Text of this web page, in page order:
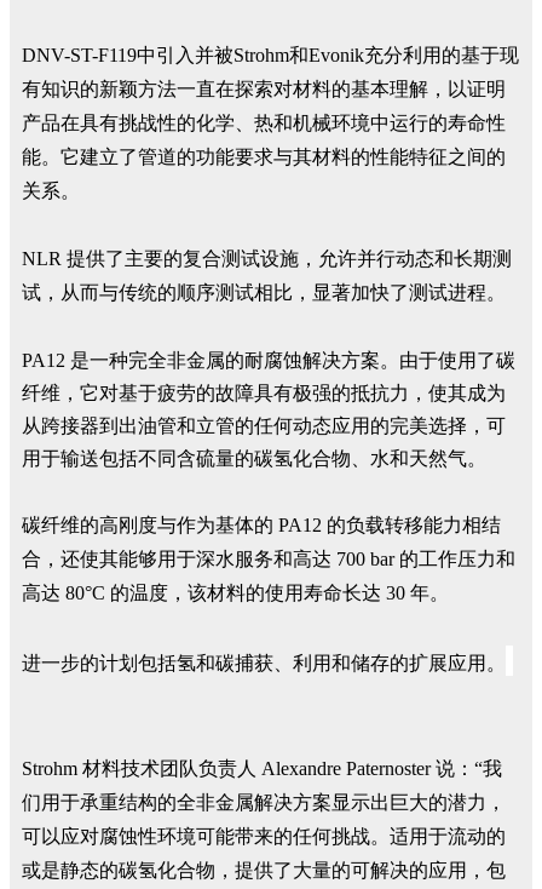
DNV-ST-F119中引入并被Strohm和Evonik充分利用的基于现
有知识的新颖方法一直在探索对材料的基本理解，以证明
产品在具有挑战性的化学、热和机械环境中运行的寿命性
能。它建立了管道的功能要求与其材料的性能特征之间的
关系。
NLR 提供了主要的复合测试设施，允许并行动态和长期测
试，从而与传统的顺序测试相比，显著加快了测试进程。
PA12 是一种完全非金属的耐腐蚀解决方案。由于使用了碳
纤维，它对基于疲劳的故障具有极强的抵抗力，使其成为
从跨接器到出油管和立管的任何动态应用的完美选择，可
用于输送包括不同含硫量的碳氢化合物、水和天然气。
碳纤维的高刚度与作为基体的 PA12 的负载转移能力相结
合，还使其能够用于深水服务和高达 700 bar 的工作压力和
高达 80°C 的温度，该材料的使用寿命长达 30 年。
进一步的计划包括氢和碳捕获、利用和储存的扩展应用。
Strohm 材料技术团队负责人 Alexandre Paternoster 说：“我
们用于承重结构的全非金属解决方案显示出巨大的潜力，
可以应对腐蚀性环境可能带来的任何挑战。适用于流动的
或是静态的碳氢化合物，提供了大量的可解决的应用，包